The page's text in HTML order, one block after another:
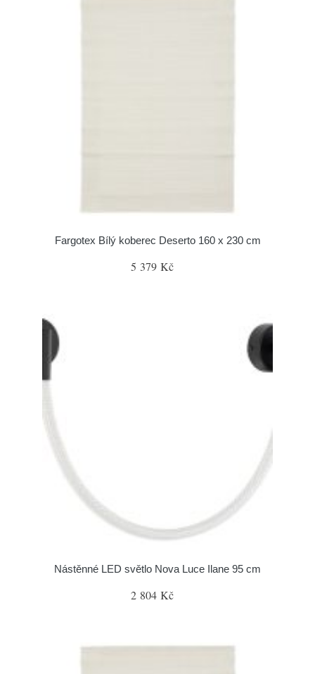
Fargotex Bílý koberec Deserto 160 x 230 cm
5 379 Kč
Nástěnné LED světlo Nova Luce Ilane 95 cm
2 804 Kč